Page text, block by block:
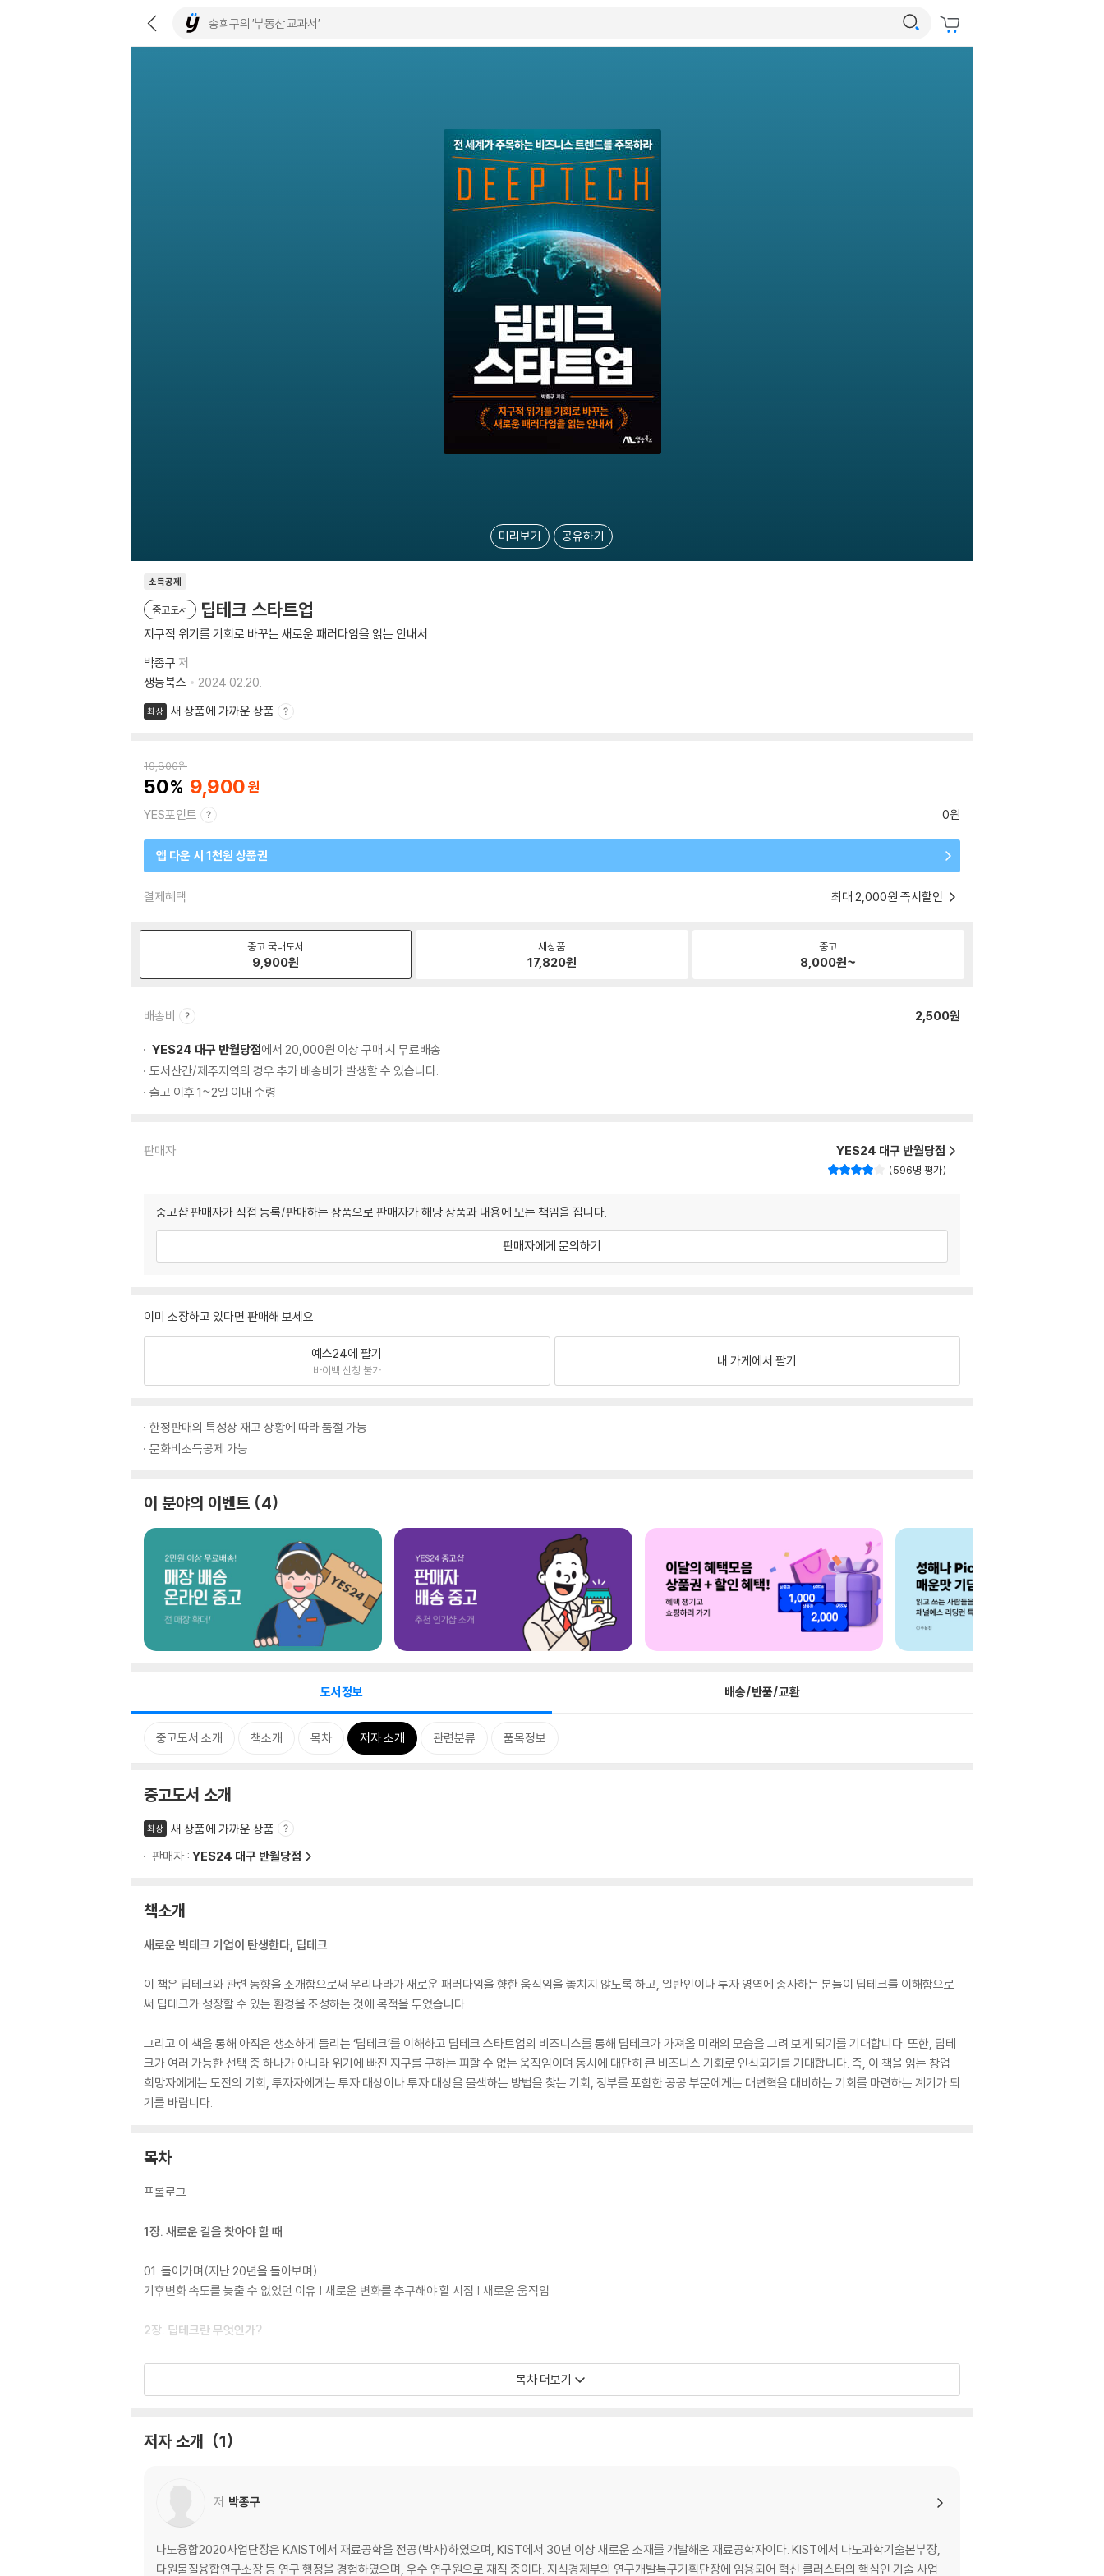
미리보기 공유하기
소득공제
중고도서 딥테크 스타트업
지구적 위기를 기회로 바꾸는 새로운 패러다임을 읽는 안내서
박종구 저
생능북스
2024.02.20.
최상 새 상품에 가까운 상품
19,800원
50 9,900
YES포인트 0원
앱 다운 시 1천원 상품권
결제혜택 최대 2,000원 즉시할인
중고 국내도서
9,900원
새상품
17,820원
중고
8,000원~
배송비 2,500원
YES24 대구 반월당점에서 20,000원 이상 구매 시 무료배송
도서산간/제주지역의 경우 추가 배송비가 발생할 수 있습니다.
출고 이후 1~2일 이내 수령
판매자 YES24 대구 반월당점
596명 평가
중고샵 판매자가 직접 등록/판매하는 상품으로 판매자가 해당 상품과 내용에 모든 책임을 집니다.
판매자에게 문의하기
이미 소장하고 있다면 판매해 보세요.
예스24에 팔기
바이백 신청 불가
내 가게에서 팔기
한정판매의 특성상 재고 상황에 따라 품절 가능
문화비소득공제 가능
이 분야의 이벤트 4
도서정보 배송/반품/교환
중고도서 소개 책소개 목차 저자 소개 관련분류 품목정보
중고도서 소개
최상
새 상품에 가까운 상품
판매자 : YES24 대구 반월당점
책소개
새로운 빅테크 기업이 탄생한다, 딥테크
이 책은 딥테크와 관련 동향을 소개함으로써 우리나라가 새로운 패러다임을 향한 움직임을 놓치지 않도록 하고, 일반인이나 투자 영역에 종사하는 분들이 딥테크를 이해함으로
써 딥테크가 성장할 수 있는 환경을 조성하는 것에 목적을 두었습니다.
그리고 이 책을 통해 아직은 생소하게 들리는 ‘딥테크’를 이해하고 딥테크 스타트업의 비즈니스를 통해 딥테크가 가져올 미래의 모습을 그려 보게 되기를 기대합니다. 또한, 딥테
크가 여러 가능한 선택 중 하나가 아니라 위기에 빠진 지구를 구하는 피할 수 없는 움직임이며 동시에 대단히 큰 비즈니스 기회로 인식되기를 기대합니다. 즉, 이 책을 읽는 창업
희망자에게는 도전의 기회, 투자자에게는 투자 대상이나 투자 대상을 물색하는 방법을 찾는 기회, 정부를 포함한 공공 부문에게는 대변혁을 대비하는 기회를 마련하는 계기가 되
기를 바랍니다.
목차
프롤로그
1장. 새로운 길을 찾아야 할 때
01. 들어가며(지난 20년을 돌아보며)
기후변화 속도를 늦출 수 없었던 이유 | 새로운 변화를 추구해야 할 시점 | 새로운 움직임
2장. 딥테크란 무엇인가?
01. 딥테크의 성격과 특징
02. 주목받고 있는 딥테크 스타트업
그래프코어 | 깅코 바이오위크 | 데스크톱 메탈 | 란자테크 | 릴리움 | 바이 온텍 | 보스턴 다이내믹스 | 붐 테크놀로지 | 빔 테라퓨틱스 | 서남 | 스파이 버 | 스파이어 글로벌 | 시루
나노테크놀로지 | 시보그 테크놀로지스 | 아이온큐 | 액시엄 스페 이스 | 업사이드 푸드 | 옥스퍼드 나노기공 기술 | 이노스페이스 | 인디고 AG | 임파서블 푸드 | 잇 저스트 | 자이
목차 더보기
저자 소개 1
저 박종구
나노융합2020사업단장은 KAIST에서 재료공학을 전공(박사)하였으며, KIST에서 30년 이상 새로운 소재를 개발해온 재료공학자이다. KIST에서 나노과학기술본부장,
다원물질융합연구소장 등 연구 행정을 경험하였으며, 우수 연구원으로 재직 중이다. 지식경제부의 연구개발특구기획단장에 임용되어 혁신 클러스터의 핵심인 기술 사업